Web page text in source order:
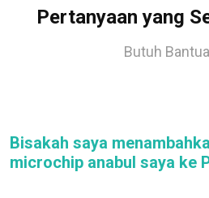
Pertanyaan yang
Butuh
Bisakah saya
microchip anabul saya ke